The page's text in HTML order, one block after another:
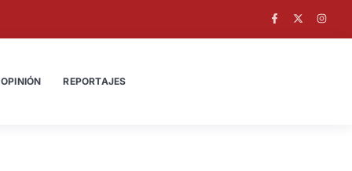
OPINIÓN REPORTAJES